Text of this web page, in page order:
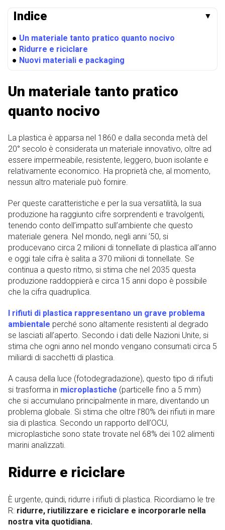
Indice ▼
● Un materiale tanto pratico quanto nocivo
● Ridurre e riciclare
● Nuovi materiali e packaging
Un materiale tanto pratico
quanto nocivo
La plastica è apparsa nel 1860 e dalla seconda metà del
20° secolo è considerata un materiale innovativo, oltre ad
essere impermeabile, resistente, leggero, buon isolante e
relativamente economico. Ha proprietà che, al momento,
nessun altro materiale può fornire.
Per queste caratteristiche e per la sua versatilità, la sua
produzione ha raggiunto cifre sorprendenti e travolgenti,
tenendo conto dell’impatto sull’ambiente che questo
materiale genera. Nel mondo, negli anni ’50, si
producevano circa 2 milioni di tonnellate di plastica all’anno
e oggi tale cifra è salita a 370 milioni di tonnellate. Se
continua a questo ritmo, si stima che nel 2035 questa
produzione raddoppierà e circa 15 anni dopo è possibile
che la cifra quadruplica.
I rifiuti di plastica rappresentano un grave problema
ambientale perché sono altamente resistenti al degrado
se lasciati all’aperto. Secondo i dati delle Nazioni Unite, si
stima che ogni anno nel mondo vengano consumati circa 5
miliardi di sacchetti di plastica.
A causa della luce (fotodegradazione), questo tipo di rifiuti
si trasforma in microplastiche (particelle fino a 5 mm)
che si accumulano principalmente in mare, diventando un
problema globale. Si stima che oltre l’80% dei rifiuti in mare
sia di plastica. Secondo un rapporto dell’OCU,
microplastiche sono state trovate nel 68% dei 102 alimenti
marini analizzati.
Ridurre e riciclare
È urgente, quindi, ridurre i rifiuti di plastica. Ricordiamo le tre
R: ridurre, riutilizzare e riciclare e incorporarle nella
nostra vita quotidiana.